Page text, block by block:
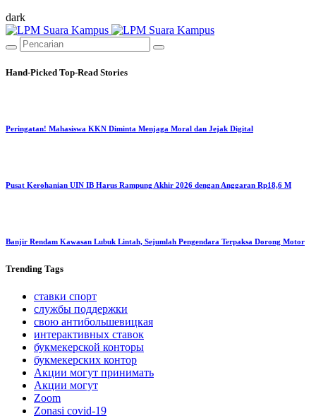
dark
Hand-Picked Top-Read Stories
Peringatan! Mahasiswa KKN Diminta Menjaga Moral dan Jejak Digital
Pusat Kerohanian UIN IB Harus Rampung Akhir 2026 dengan Anggaran Rp18,6 M
Banjir Rendam Kawasan Lubuk Lintah, Sejumlah Pengendara Terpaksa Dorong Motor
Trending Tags
ставки спорт
службы поддержки
свою антибольшевицкая
интерактивных ставок
букмекерской конторы
букмекерских контор
Акции могут принимать
Акции могут
Zoom
Zonasi covid-19